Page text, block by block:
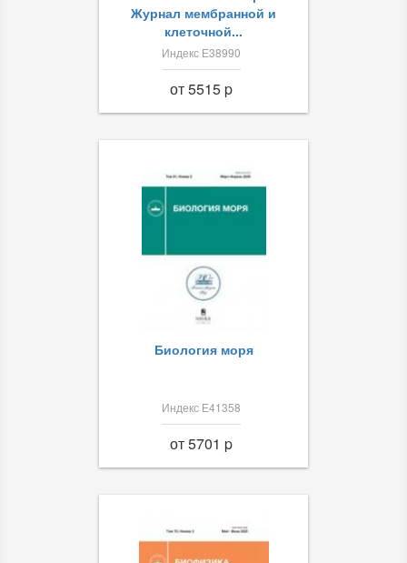
Журнал мембранной и
клеточной...
Индекс Е38990
от 5515 p
Биология моря
Индекс Е41358
от 5701 p